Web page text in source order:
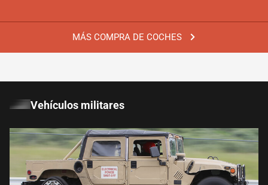
MÁS COMPRA DE COCHES
Vehículos militares